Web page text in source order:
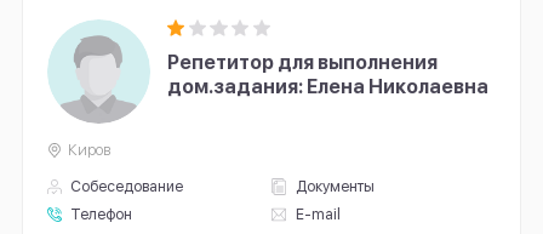
Репетитор для выполнения
дом.задания: Елена Николаевна
Собеседование
Документы
Телефон
E-mail
Киров